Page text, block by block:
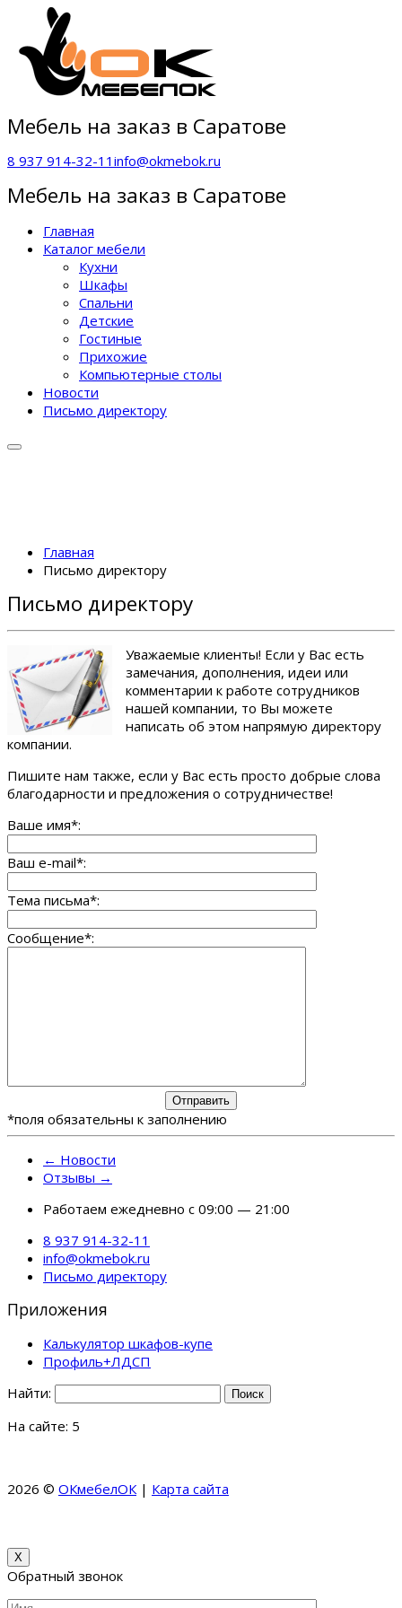
Мебель на заказ в Саратове
8 937 914-32-11 info@okmebok.ru
Мебель на заказ в Саратове
Главная
Каталог мебели
Кухни
Шкафы
Спальни
Детские
Гостиные
Прихожие
Компьютерные столы
Новости
Письмо директору
Главная
Письмо директору
Письмо директору
Уважаемые клиенты! Если у Вас есть
замечания, дополнения, идеи или
комментарии к работе сотрудников
нашей компании, то Вы можете
написать об этом напрямую директору
компании.
Пишите нам также, если у Вас есть просто добрые слова
благодарности и предложения о сотрудничестве!
Ваше имя*:
Ваш e-mail*:
Тема письма*:
Сообщение*:
*поля обязательны к заполнению
← Новости
Отзывы →
Работаем ежедневно с 09:00 — 21:00
8 937 914-32-11
info@okmebok.ru
Письмо директору
Приложения
Калькулятор шкафов-купе
Профиль+ЛДСП
Найти:
На сайте: 5
2026 © ОКмебелОК | Карта сайта
X
Обратный звонок